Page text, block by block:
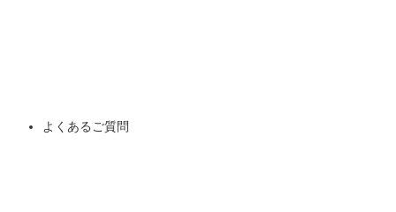
よくあるご質問